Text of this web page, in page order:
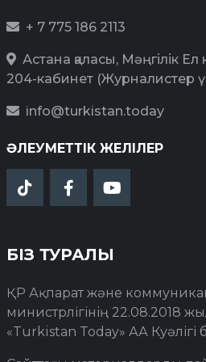
+ 7 775 186 2113
Астана қаласы, Мәңгілік Ел
204-кабинет (Журналистер
info@turkistan.today
ӘЛЕУМЕТТІК ЖЕЛІЛЕР
БІЗ ТУРАЛЫ
ҚР Ақпарат және
министрлігінің 22.08.2018
«Turkistan Today» АА Куәлігі